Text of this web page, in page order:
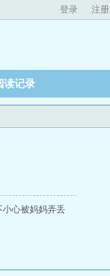
登录 注册
读记录
心被妈妈弄丢